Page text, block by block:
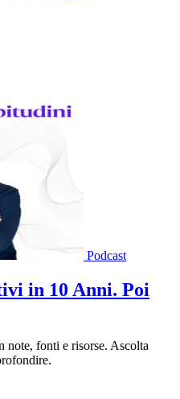
Podcast
in 10 Anni. Poi
note, fonti e risorse. Ascolta